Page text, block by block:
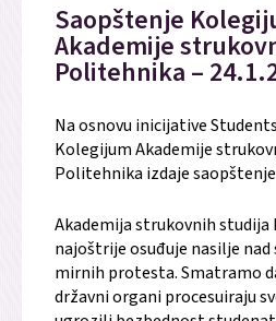
Saopštenje
Akademije
Politehnika –
Na osnovu inicijative
Kolegijum Akademije
Politehnika izdaje
Akademija strukovnih
najoštrije osuđuje nasilje
mirnih protesta. Smatramo
državni organi procesuiraju